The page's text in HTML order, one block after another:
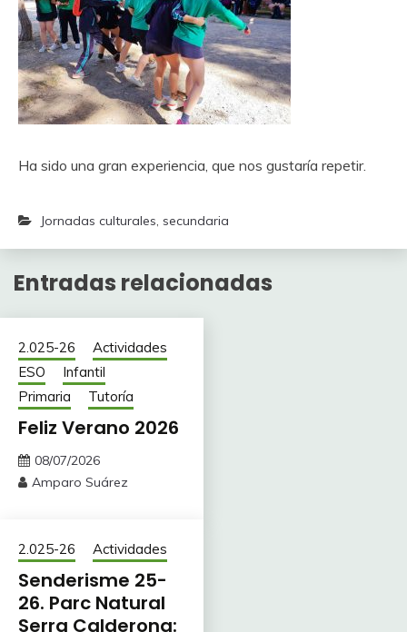
Ha sido una gran experiencia, que nos gustaría repetir.
Jornadas culturales, secundaria
Entradas relacionadas
2.025-26
Actividades
ESO
Infantil
Primaria
Tutoría
Feliz Verano 2026
08/07/2026
Amparo Suárez
2.025-26 Actividades
Senderisme 25-
26. Parc Natural
Serra Calderona: